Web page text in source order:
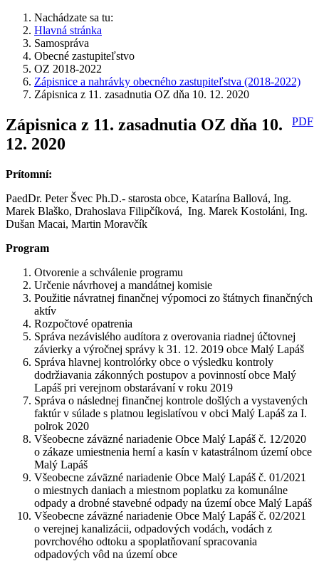
Nachádzate sa tu:
Hlavná stránka
Samospráva
Obecné zastupiteľstvo
OZ 2018-2022
Zápisnice a nahrávky obecného zastupiteľstva (2018-2022)
Zápisnica z 11. zasadnutia OZ dňa 10. 12. 2020
PDF
Zápisnica z 11. zasadnutia OZ dňa 10.
12. 2020
Prítomní:
PaedDr. Peter Švec Ph.D.- starosta obce, Katarína Ballová, Ing.
Marek Blaško, Drahoslava Filipčíková, Ing. Marek Kostoláni, Ing.
Dušan Macai, Martin Moravčík
Program
Otvorenie a schválenie programu
Určenie návrhovej a mandátnej komisie
Použitie návratnej finančnej výpomoci zo štátnych finančných
aktív
Rozpočtové opatrenia
Správa nezávislého audítora z overovania riadnej účtovnej
závierky a výročnej správy k 31. 12. 2019 obce Malý Lapáš
Správa hlavnej kontrolórky obce o výsledku kontroly
dodržiavania zákonných postupov a povinností obce Malý
Lapáš pri verejnom obstarávaní v roku 2019
Správa o následnej finančnej kontrole došlých a vystavených
faktúr v súlade s platnou legislatívou v obci Malý Lapáš za I.
polrok 2020
Všeobecne záväzné nariadenie Obce Malý Lapáš č. 12/2020
o zákaze umiestnenia herní a kasín v katastrálnom území obce
Malý Lapáš
Všeobecne záväzné nariadenie Obce Malý Lapáš č. 01/2021
o miestnych daniach a miestnom poplatku za komunálne
odpady a drobné stavebné odpady na území obce Malý Lapáš
Všeobecne záväzné nariadenie Obce Malý Lapáš č. 02/2021
o verejnej kanalizácii, odpadových vodách, vodách z
povrchového odtoku a spoplatňovaní spracovania
odpadových vôd na území obce